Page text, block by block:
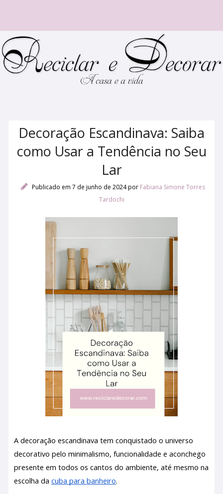
Decoração Escandinava: Saiba
como Usar a Tendência no Seu
Lar
Publicado em 7 de junho de 2024por Fabiana Simone Torres
Tardochi
A decoração escandinava tem conquistado o universo
decorativo pelo minimalismo, funcionalidade e aconchego
presente em todos os cantos do ambiente, até mesmo na
escolha da cuba para banheiro.